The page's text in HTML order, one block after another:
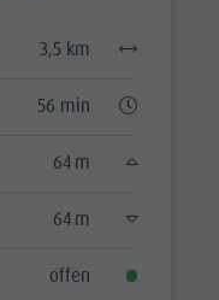
3,5 km
56 min
64 m
64 m
offen